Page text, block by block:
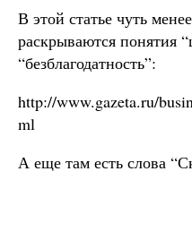
В этой статье чуть
раскрываются понятия
“безблагодатность”:
http://www.gazeta.ru/
ml
А еще там есть слова